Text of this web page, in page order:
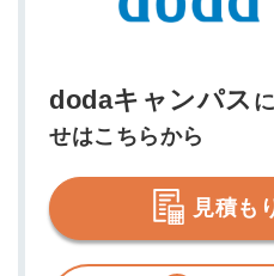
dodaキャンパス
せはこちらから
見積も